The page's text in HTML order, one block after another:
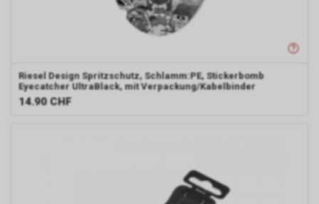
Riesel Design Spritzschutz, Schlamm:PE, Stickerbomb
Eyecatcher UltraBlack, mit Verpackung/Kabelbinder
14.90 CHF